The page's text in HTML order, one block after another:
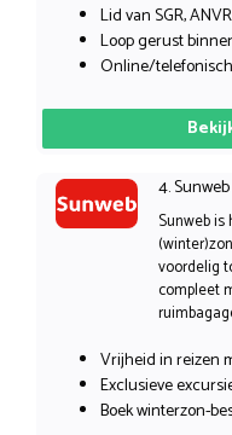
Lid van SGR,
Loop gerust
Online/
4. Sunweb
Sunweb
voordelig
compleet
Vrijheid in reizen
Exclusieve
Boek winterzon-